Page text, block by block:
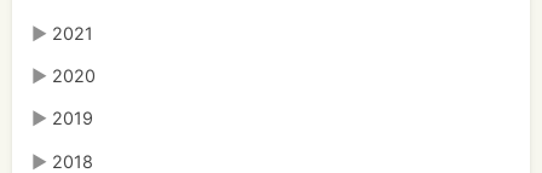
▶ 2021
▶ 2020
▶ 2019
▶ 2018